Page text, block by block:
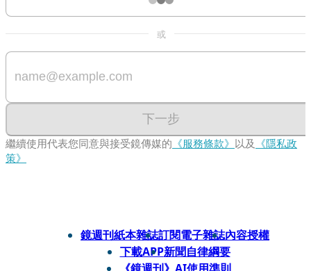
或
下一步
繼續使用代表您同意與接受鏡傳媒的 《服務條款》 以及 《隱私政
策》
鏡週刊紙本雜誌訂閱電子雜誌內容授權
下載APP新聞自律綱要